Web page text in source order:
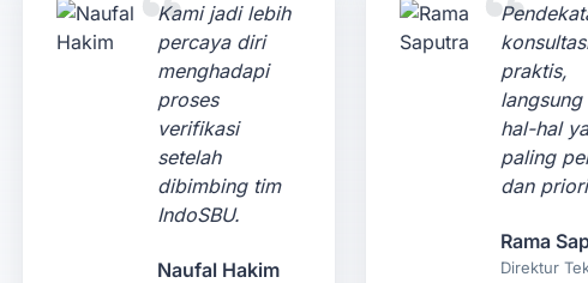
Kami jadi lebih
percaya diri
menghadapi
proses
verifikasi
setelah
dibimbing tim
IndoSBU.
Naufal Hakim
praktis,
langsung
hal-hal
paling
dan
Rama
Direktur